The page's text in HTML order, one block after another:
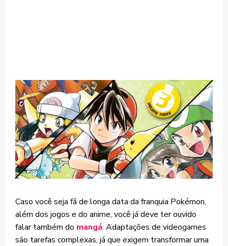
Caso você seja fã de longa data da franquia Pokémon,
além dos jogos e do anime, você já deve ter ouvido
falar também do mangá. Adaptações de videogames
são tarefas complexas, já que exigem transformar uma